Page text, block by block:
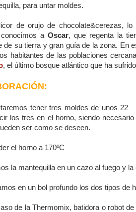
para untar moldes.
de orujo de chocolate&cerezas,
a Oscar, que regenta la
de su tierra y gran guía de la zona. En
habitantes de las poblaciones
, el último bosque atlántico que ha
tener tres moldes de unos 22
los tres en el horno, siendo
ser como se deseen.
el horno a 170ºC
la mantequilla en un cazo al fuego y la
en un bol profundo los dos tipos de
de la Thermomix, batidora o robot